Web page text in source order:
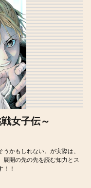
女子伝～
かもしれない。が実際は、
展開の先の先を読む知力とス
！！